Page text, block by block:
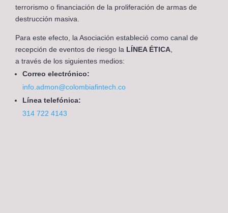
terrorismo o financiación de la proliferación de armas de
destrucción masiva.
Para este efecto, la Asociación estableció como canal de
recepción de eventos de riesgo la LÍNEA ÉTICA
a través de los siguientes medios:
Correo electrónico:
info.admon@colombiafintech.co
Línea telefónica:
314 722 4143